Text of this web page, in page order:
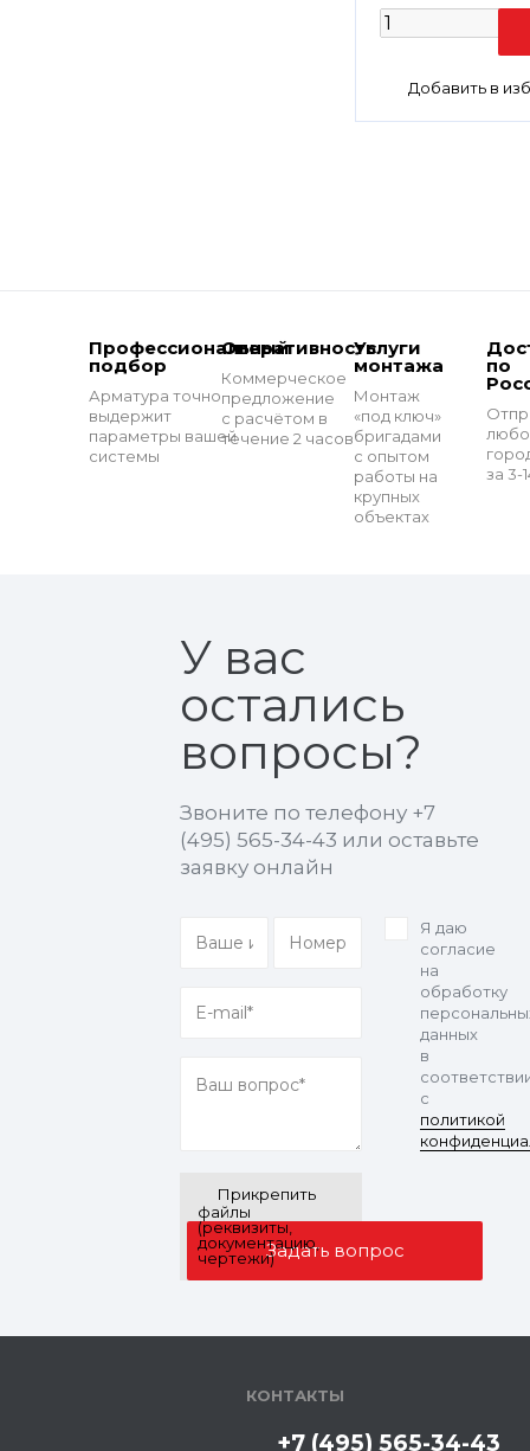
Профессиональный
подбор
Арматура точно
выдержит
параметры вашей
системы
Оперативность
Коммерческое
предложение
с расчётом в
течение 2 часов
Услуги
монтажа
Монтаж
«под ключ»
бригадами
с опытом
работы на
крупных
объектах
по
за 3-
У вас
остались
вопросы?
Звоните по телефону +7
(495) 565-34-43 или оставьте
заявку онлайн
Прикрепить
файлы
(реквизиты,
документацию,
чертежи)
Я даю
согласие
на
обработку
данных
в
с
политикой
КОНТАКТЫ
+7 (495) 565-34-43